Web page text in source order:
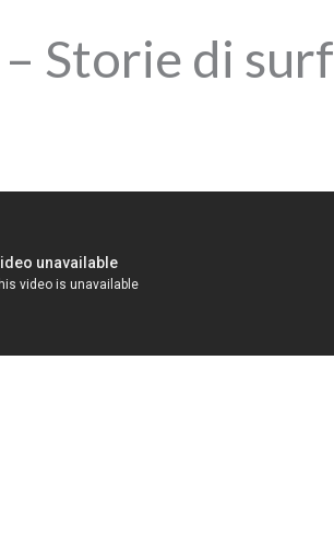
– Storie di surf